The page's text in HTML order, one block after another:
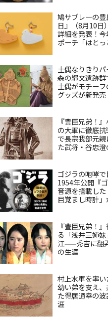
鳩サブレーの
日』（8月10日
詳細を発表！
ポーチ「はとっ
土偶なりきり
森の縄文遺跡
土偶がモチー
グッズが新発売
『豊臣兄弟！
の大軍に徹底
で長宗我部元
た武将・谷忠
ゴジラの咆哮
1954年公開『
音源を搭載し
目覚まし時計
『豊臣兄弟！
る「浅井三姉妹
江——秀吉に翻
の生涯
村上水軍を率い
幼い弟を支え
た得居通幸の
涯